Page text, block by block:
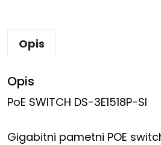
Opis
Opis
PoE SWITCH DS-3E1518P-SI
Gigabitni pametni POE